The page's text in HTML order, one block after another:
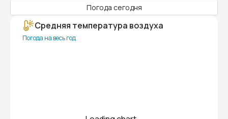
Погода сегодня
Средняя температура воздуха
Погода на весь год